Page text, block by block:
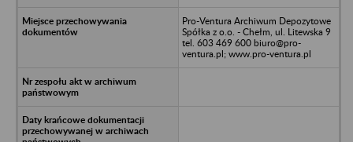
Pro-Ventura Archiwum Depozytowe
Spółka z o.o. - Chełm, ul. Litewska 9
tel. 603 469 600 biuro@pro-
ventura.pl; www.pro-ventura.pl